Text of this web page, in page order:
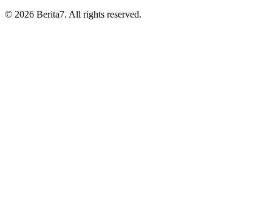
© 2026 Berita7. All rights reserved.